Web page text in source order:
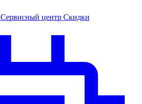
Сервисный центр Скидки